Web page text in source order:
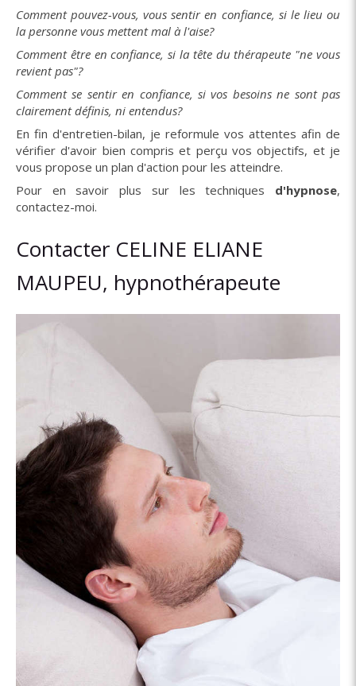
Comment pouvez-vous, vous sentir en confiance, si le lieu ou
la personne vous mettent mal à l'aise?
Comment être en confiance, si la tête du thérapeute "ne vous
revient pas"?
Comment se sentir en confiance, si vos besoins ne sont pas
clairement définis, ni entendus?
En fin d'entretien-bilan, je reformule vos attentes afin de
vérifier d'avoir bien compris et perçu vos objectifs, et je
vous propose un plan d'action pour les atteindre.
Pour en savoir plus sur les techniques d'hypnose,
contactez-moi.
Contacter CELINE ELIANE
MAUPEU, hypnothérapeute